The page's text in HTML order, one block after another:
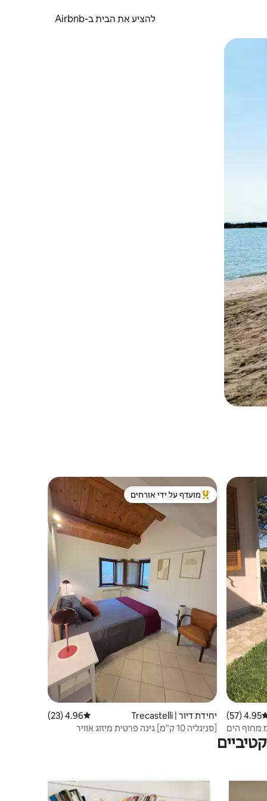
להציע את הבית ב-Airbnb
ממוצע של 4.95 מתוך 5, 57 ביקורות
4.95 (57)
מוביל בקרב נכסים מועדפים על ידי אורחים
מועדף על ידי אורחים
יחידת דיור | Trecastelli דירוג ממוצע של 4.96 מתוך 5, 23 ביקורות
4.96 (23)
[סניגליה 10 ק"מ] גינה פרטית מיזוג אוויר